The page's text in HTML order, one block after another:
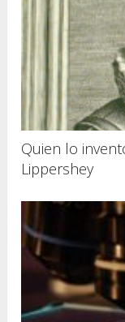
Quien lo
Lippershey